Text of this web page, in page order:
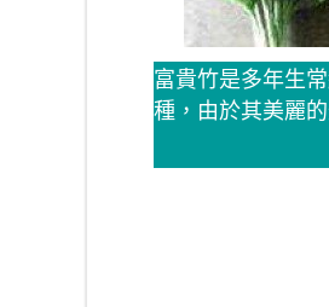
富貴竹是多年生
種，由於其美麗